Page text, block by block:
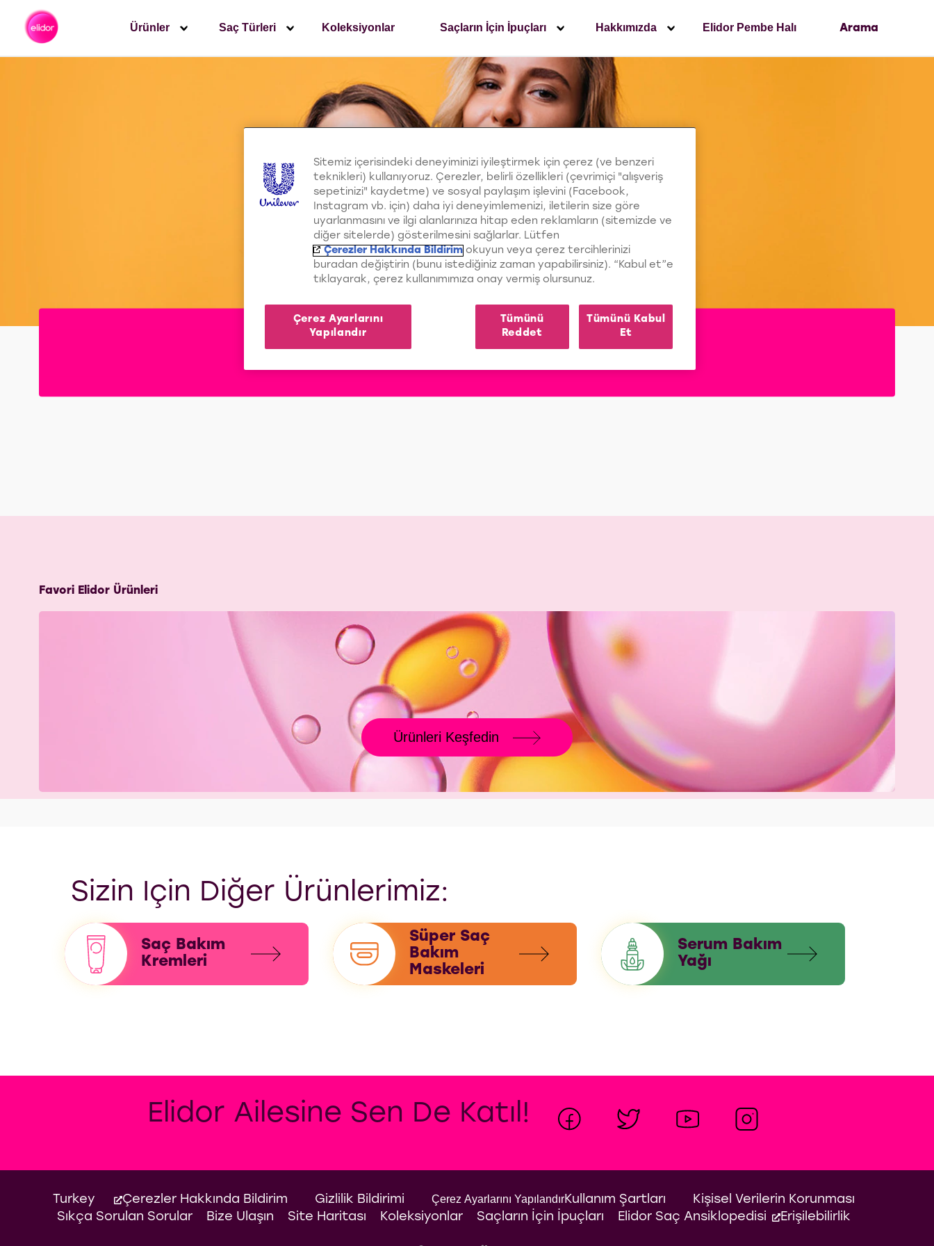
Ürünler Saç Türleri Koleksiyonlar Saçların İçin İpuçları Hakkımızda Elidor Pembe Halı Arama
ŞAMPUAN
Favori Elidor Ürünleri
Ürünleri Keşfedin
Sizin Için Diğer Ürünlerimiz:
Saç Bakım
Kremleri
Süper Saç
Bakım
Maskeleri
Serum Bakım
Yağı
Elidor Ailesine Sen De Katıl!
Turkey Çerezler Hakkında Bildirim Gizlilik Bildirimi Çerez Ayarlarını YapılandırKullanım Şartları
Kişisel Verilerin Korunması
Sıkça Sorulan Sorular
Bize Ulaşın Site Haritası Koleksiyonlar Saçların İçin İpuçları Elidor Saç Ansiklopedisi Erişilebilirlik
Sitemiz içerisindeki deneyiminizi iyileştirmek için çerez (ve benzeri
teknikleri) kullanıyoruz. Çerezler, belirli özellikleri (çevrimiçi "alışveriş
sepetinizi" kaydetme) ve sosyal paylaşım işlevini (Facebook,
Instagram vb. için) daha iyi deneyimlemenizi, iletilerin size göre
uyarlanmasını ve ilgi alanlarınıza hitap eden reklamların (sitemizde ve
diğer sitelerde) gösterilmesini sağlarlar. Lütfen
Çerezler Hakkında Bildirim okuyun veya çerez tercihlerinizi
buradan değiştirin (bunu istediğiniz zaman yapabilirsiniz). “Kabul et”e
tıklayarak, çerez kullanımımıza onay vermiş olursunuz.
Çerez Ayarlarını
Yapılandır
Tümünü
Reddet
Tümünü Kabul
Et